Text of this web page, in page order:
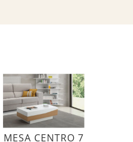
MESA CENTRO 7